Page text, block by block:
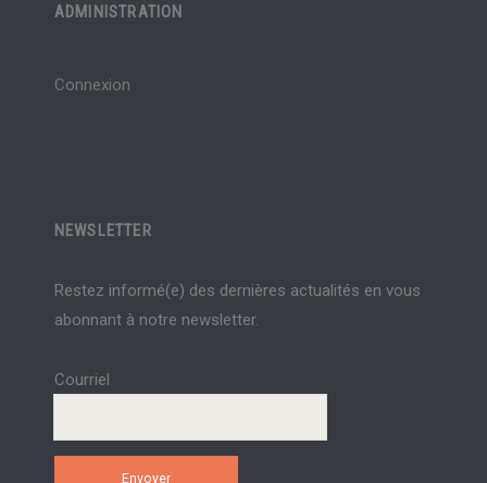
ADMINISTRATION
Connexion
NEWSLETTER
Restez informé(e) des dernières actualités en vous
abonnant à notre newsletter.
Courriel